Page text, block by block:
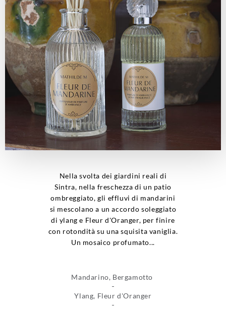
Nella svolta dei giardini reali di
Sintra, nella freschezza di un patio
ombreggiato, gli effluvi di mandarini
si mescolano a un accordo soleggiato
di ylang e Fleur d'Oranger, per finire
con rotondità su una squisita vaniglia.
Un mosaico profumato...
Mandarino, Bergamotto
Ylang, Fleur d'Oranger